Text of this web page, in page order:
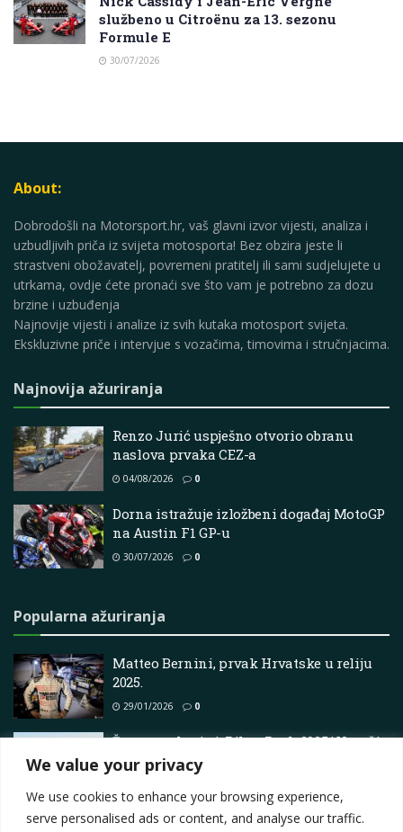
We value your privacy
We use cookies to enhance your browsing experience,
serve personalised ads or content, and analyse our traffic.
službeno u Citroënu za 13. sezonu
Formule E
30/07/2026
About:
Dobrodošli na Motorsport.hr, vaš glavni izvor vijesti, analiza i
uzbudljivih priča iz svijeta motosporta! Bez obzira jeste li
strastveni obožavatelj, povremeni pratitelj ili sami sudjelujete u
utrkama, ovdje ćete pronaći sve što vam je potrebno za dozu
brzine i uzbuđenja
Najnovije vijesti i analize iz svih kutaka motosport svijeta.
Ekskluzivne priče i intervjue s vozačima, timovima i stručnjacima.
Najnovija ažuriranja
Renzo Jurić uspješno otvorio obranu
naslova prvaka CEZ-a
04/08/2026 0
Dorna istražuje izložbeni događaj MotoGP
na Austin F1 GP-u
30/07/2026 0
Popularna ažuriranja
Matteo Bernini, prvak Hrvatske u reliju
2025.
29/01/2026 0
Žene na planini: Pikes Peak 2025 | Vozači
19/06/2025 0